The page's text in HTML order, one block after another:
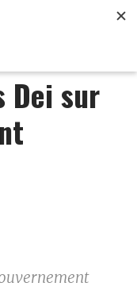
Dei sur